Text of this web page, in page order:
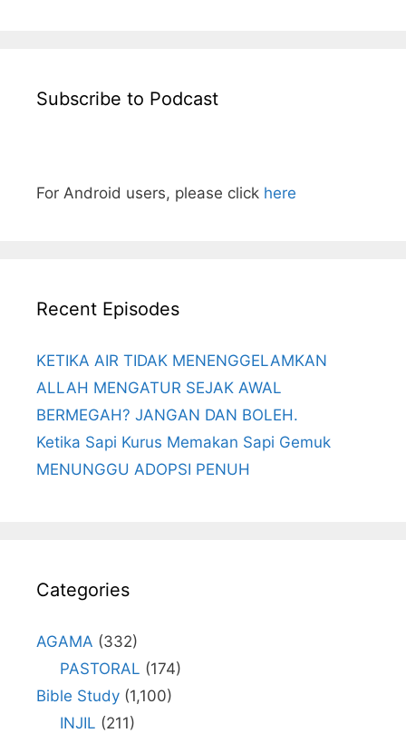
Subscribe to Podcast
For Android users, please click here
Recent Episodes
KETIKA AIR TIDAK MENENGGELAMKAN
ALLAH MENGATUR SEJAK AWAL
BERMEGAH? JANGAN DAN BOLEH.
Ketika Sapi Kurus Memakan Sapi Gemuk
MENUNGGU ADOPSI PENUH
Categories
AGAMA (332)
PASTORAL (174)
Bible Study (1,100)
INJIL (211)